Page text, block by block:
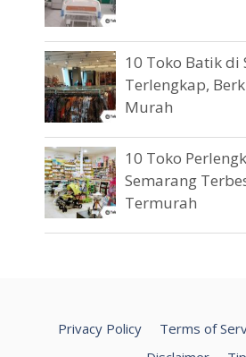
10 Toko Batik di
Terlengkap,
Murah
10 Toko
Semarang
Termurah
Privacy Policy Terms of